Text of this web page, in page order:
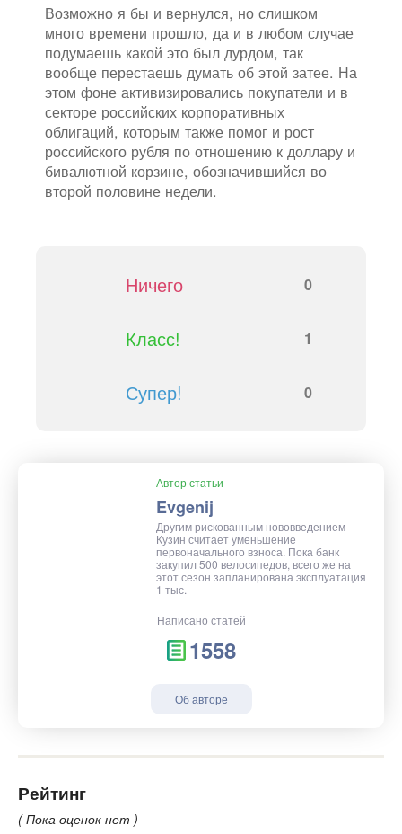
Возможно я бы и вернулся, но слишком
много времени прошло, да и в любом случае
подумаешь какой это был дурдом, так
вообще перестаешь думать об этой затее. На
этом фоне активизировались покупатели и в
секторе российских корпоративных
облигаций, которым также помог и рост
российского рубля по отношению к доллару и
бивалютной корзине, обозначившийся во
второй половине недели.
Ничего 0
Класс! 1
Супер! 0
Автор статьи
Evgenij
Другим рискованным нововведением
Кузин считает уменьшение
первоначального взноса. Пока банк
закупил 500 велосипедов, всего же на
этот сезон запланирована эксплуатация
1 тыс.
Написано статей
1558
Об авторе
Рейтинг
( Пока оценок нет )